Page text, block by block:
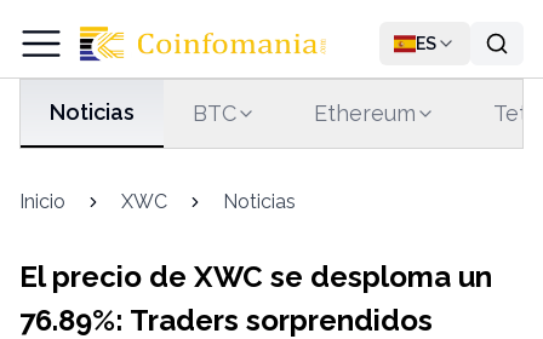
ES
Noticias BTC Ethereum
Inicio XWC Noticias
El precio de XWC se desploma un
76.89%: Traders sorprendidos